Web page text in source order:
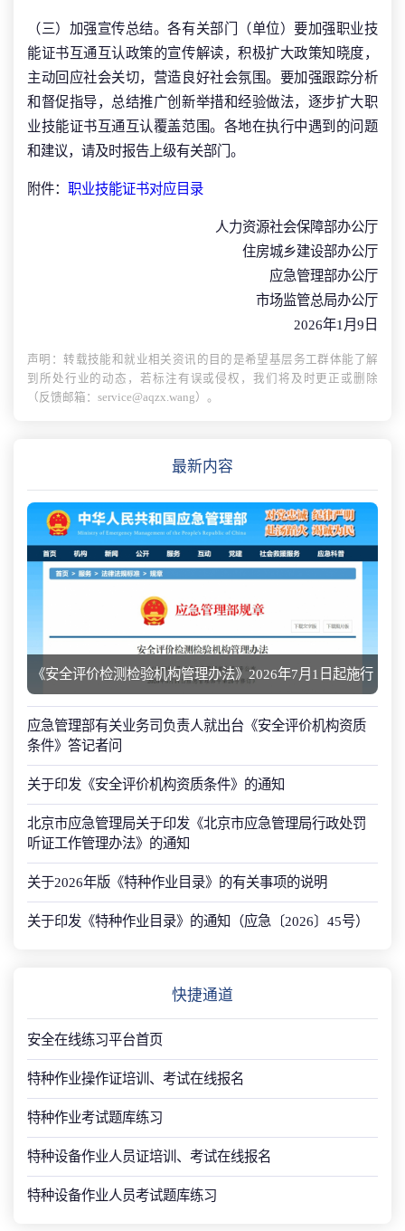
（三）加强宣传总结。各有关部门（单位）要加强职业技
能证书互通互认政策的宣传解读，积极扩大政策知晓度，
主动回应社会关切，营造良好社会氛围。要加强跟踪分析
和督促指导，总结推广创新举措和经验做法，逐步扩大职
业技能证书互通互认覆盖范围。各地在执行中遇到的问题
和建议，请及时报告上级有关部门。
附件： 职业技能证书对应目录
人力资源社会保障部办公厅
住房城乡建设部办公厅
应急管理部办公厅
市场监管总局办公厅
2026年1月9日
声明：转载技能和就业相关资讯的目的是希望基层务工群体能了解
到所处行业的动态，若标注有误或侵权，我们将及时更正或删除
（反馈邮箱：service@aqzx.wang）。
最新内容
《安全评价检测检验机构管理办法》2026年7月1日起施行
应急管理部有关业务司负责人就出台《安全评价机构资质
条件》答记者问
关于印发《安全评价机构资质条件》的通知
北京市应急管理局关于印发《北京市应急管理局行政处罚
听证工作管理办法》的通知
关于2026年版《特种作业目录》的有关事项的说明
关于印发《特种作业目录》的通知（应急〔2026〕45号）
快捷通道
安全在线练习平台首页
特种作业操作证培训、考试在线报名
特种作业考试题库练习
特种设备作业人员证培训、考试在线报名
特种设备作业人员考试题库练习